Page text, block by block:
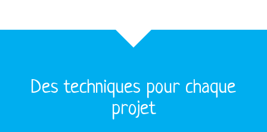
Des techniques pour chaque
projet